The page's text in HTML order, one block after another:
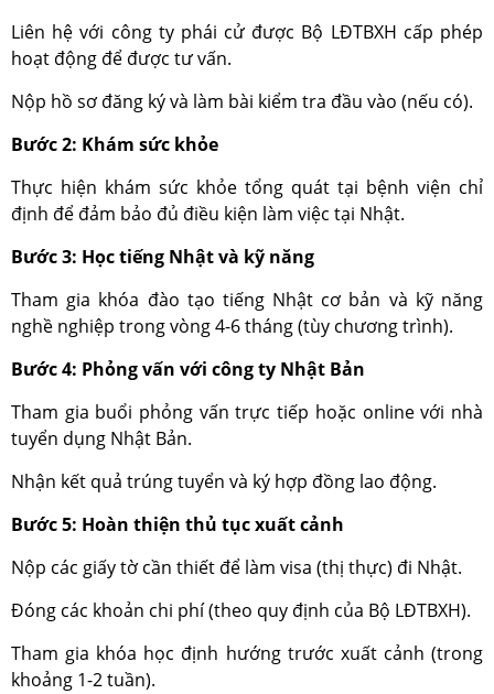
Liên hệ với công ty phái cử được Bộ LĐTBXH cấp phép
hoạt động để được tư vấn.
Nộp hồ sơ đăng ký và làm bài kiểm tra đầu vào (nếu có).
Bước 2: Khám sức khỏe
Thực hiện khám sức khỏe tổng quát tại bệnh viện chỉ
định để đảm bảo đủ điều kiện làm việc tại Nhật.
Bước 3: Học tiếng Nhật và kỹ năng
Tham gia khóa đào tạo tiếng Nhật cơ bản và kỹ năng
nghề nghiệp trong vòng 4-6 tháng (tùy chương trình).
Bước 4: Phỏng vấn với công ty Nhật Bản
Tham gia buổi phỏng vấn trực tiếp hoặc online với nhà
tuyển dụng Nhật Bản.
Nhận kết quả trúng tuyển và ký hợp đồng lao động.
Bước 5: Hoàn thiện thủ tục xuất cảnh
Nộp các giấy tờ cần thiết để làm visa (thị thực) đi Nhật.
Đóng các khoản chi phí (theo quy định của Bộ LĐTBXH).
Tham gia khóa học định hướng trước xuất cảnh (trong
khoảng 1-2 tuần).